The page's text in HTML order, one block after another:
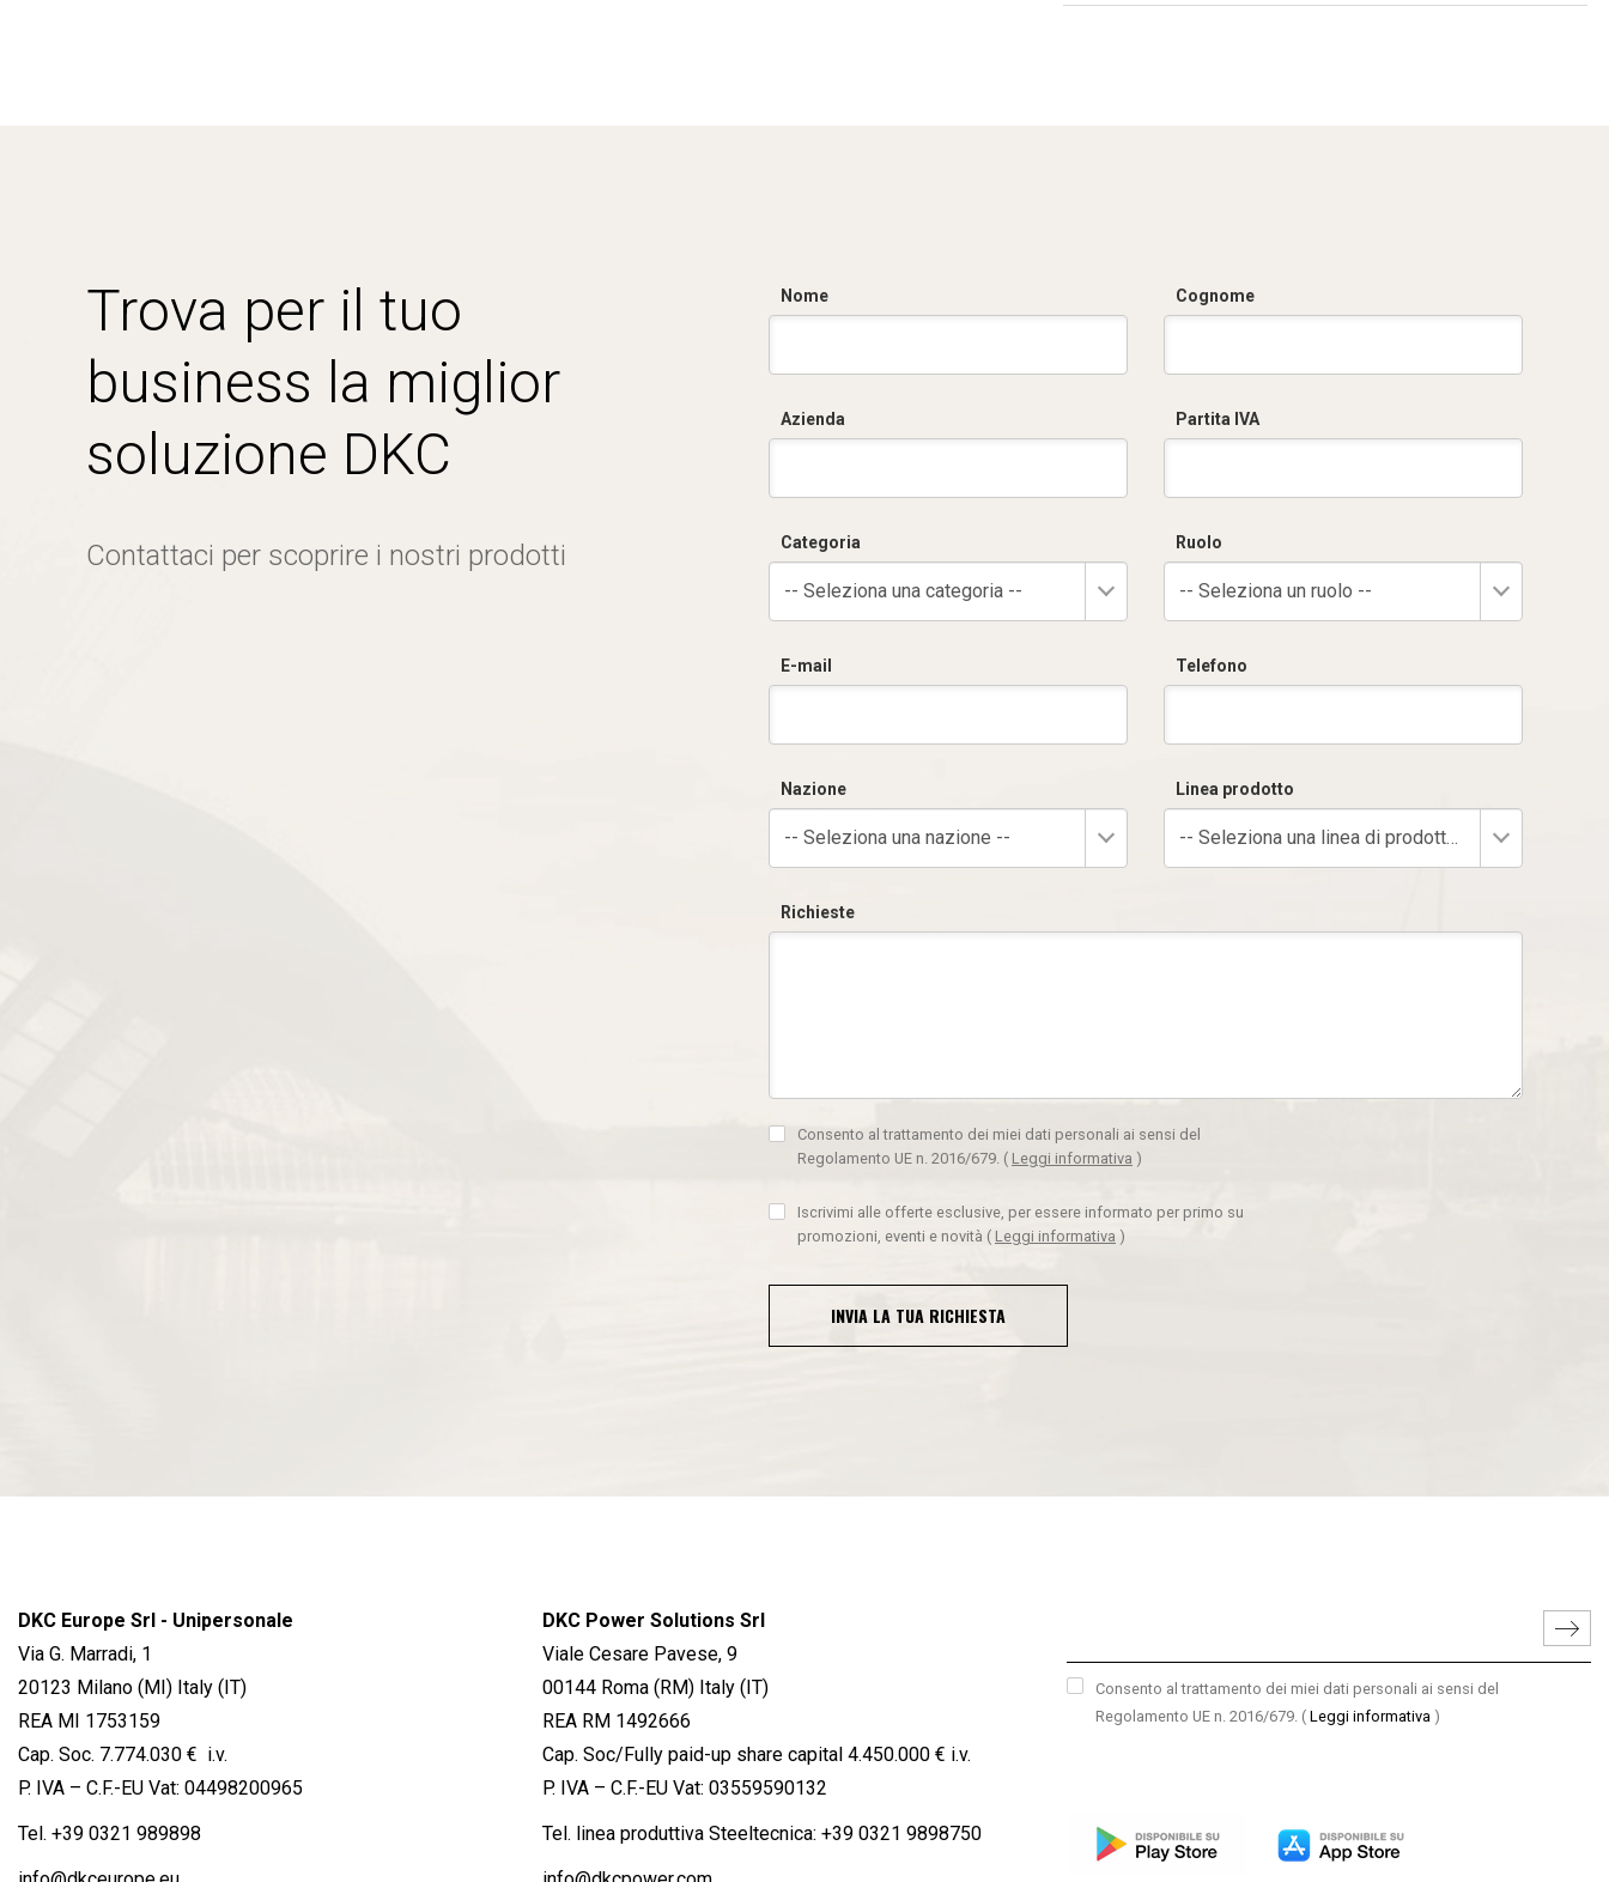
Trova per il tuo
business la miglior
soluzione DKC
Contattaci per scoprire i nostri prodotti
Nome Cognome
Azienda Partita IVA
Categoria
-- Seleziona una categoria --
Ruolo
-- Seleziona un ruolo --
E-mail Telefono
Nazione
-- Seleziona una nazione --
Linea prodotto
-- Seleziona una linea di prodotto --
Richieste
Consento al trattamento dei miei dati personali ai sensi del
Regolamento UE n. 2016/679. ( Leggi informativa )
Iscrivimi alle offerte esclusive, per essere informato per primo su
promozioni, eventi e novità ( Leggi informativa )
INVIA LA TUA RICHIESTA
DKC Europe Srl - Unipersonale
Via G. Marradi, 1
20123 Milano (MI) Italy (IT)
REA MI 1753159
Cap. Soc. 7.774.030 € i.v.
P. IVA – C.F.-EU Vat: 04498200965
Tel. +39 0321 989898
DKC Power Solutions Srl
Viale Cesare Pavese, 9
00144 Roma (RM) Italy (IT)
REA RM 1492666
Cap. Soc/Fully paid-up share capital 4.450.000 € i.v.
P. IVA – C.F.-EU Vat: 03559590132
Tel. linea produttiva Steeltecnica: +39 0321 9898750
Consento al trattamento dei miei dati personali ai sensi del
Regolamento UE n. 2016/679. ( Leggi informativa )